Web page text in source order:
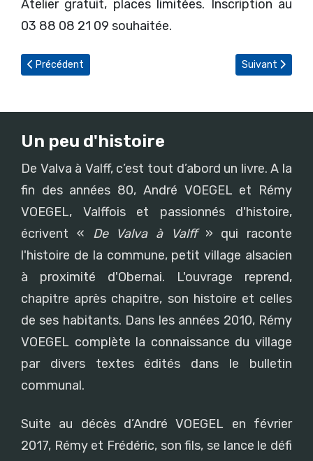
Atelier gratuit, places limitées. Inscription au
03 88 08 21 09 souhaitée.
Article précédent : La nuit des églises
Précédent Article suivant
Suivant
Un peu d'histoire
De Valva à Valff, c’est tout d’abord un livre. A la
fin des années 80, André VOEGEL et Rémy
VOEGEL, Valffois et passionnés d'histoire,
écrivent « De Valva à Valff» qui raconte
l'histoire de la commune, petit village alsacien
à proximité d'Obernai. L'ouvrage reprend,
chapitre après chapitre, son histoire et celles
de ses habitants. Dans les années 2010, Rémy
VOEGEL complète la connaissance du village
par divers textes édités dans le bulletin
communal.
Suite au décès d’André VOEGEL en février
2017, Rémy et Frédéric, son fils, se lance le défi